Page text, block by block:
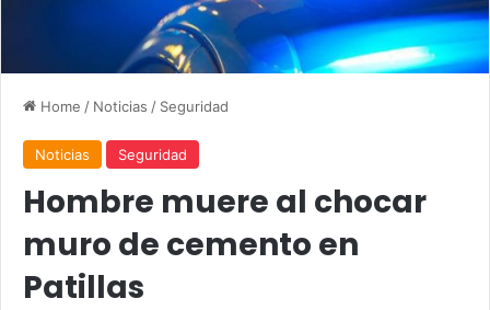
Home / Noticias / Seguridad
Noticias Seguridad
Hombre muere al chocar
muro de cemento en
Patillas